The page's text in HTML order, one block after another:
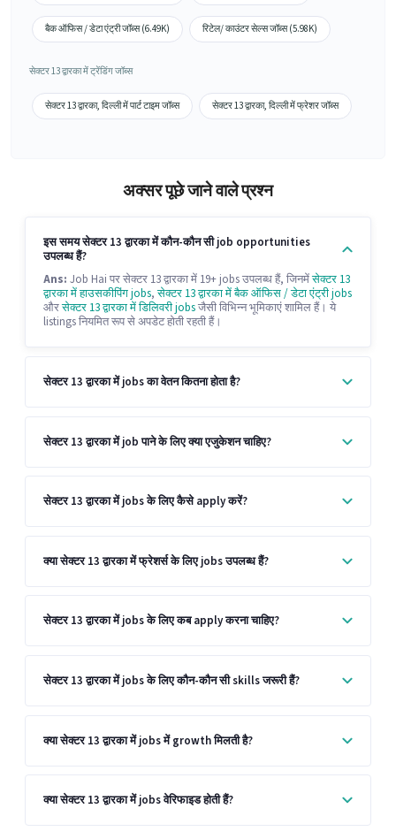
बैक ऑफिस / डेटा एंट्री जॉब्स (6.49K) रिटेल/ काउंटर सेल्स जॉब्स (5.98K)
सेक्टर 13 द्वारका में ट्रेंडिंग जॉब्स
सेक्टर 13 द्वारका, दिल्ली में पार्ट टाइम जॉब्स सेक्टर 13 द्वारका, दिल्ली में फ्रेशर जॉब्स
अक्सर पूछे जाने वाले प्रश्न
इस समय सेक्टर 13 द्वारका में कौन-कौन सी job opportunities
उपलब्ध हैं?
Ans: Job Hai पर सेक्टर 13 द्वारका में 19+ jobs उपलब्ध हैं, जिनमेंसेक्टर 13
द्वारका में हाउसकीपिंग jobs,सेक्टर 13 द्वारका में बैक ऑफिस / डेटा एंट्री jobs
औरसेक्टर 13 द्वारका में डिलिवरी jobsजैसी विभिन्न भूमिकाएं शामिल हैं। ये
listings नियमित रूप से अपडेट होती रहती हैं।
सेक्टर 13 द्वारका में jobs का वेतन कितना होता है?
सेक्टर 13 द्वारका में job पाने के लिए क्या एजुकेशन चाहिए?
सेक्टर 13 द्वारका में jobs के लिए कैसे apply करें?
क्या सेक्टर 13 द्वारका में फ्रेशर्स के लिए jobs उपलब्ध हैं?
सेक्टर 13 द्वारका में jobs के लिए कब apply करना चाहिए?
सेक्टर 13 द्वारका में jobs के लिए कौन-कौन सी skills जरूरी हैं?
क्या सेक्टर 13 द्वारका में jobs में growth मिलती है?
क्या सेक्टर 13 द्वारका में jobs वेरिफाइड होती हैं?